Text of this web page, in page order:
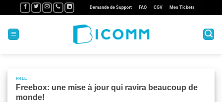
Demande de Support FAQ CGV Mes Tickets
FREE
Freebox: une mise à jour qui ravira beaucoup de
monde!